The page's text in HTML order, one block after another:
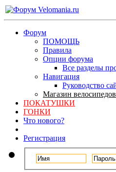
Форум
ПОМОЩЬ
Правила
Опции форума
Все разделы
Навигация
Руководство
Магазин
ПОКАТУШКИ
ГОНКИ
Что нового?
Регистрация